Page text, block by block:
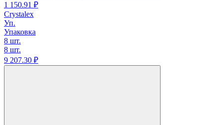
1 150.91 ₽
Crystalex
Уп.
Упаковка
8 шт.
8 шт.
9 207.30 ₽